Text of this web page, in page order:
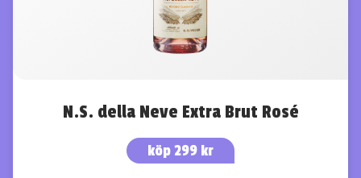
N.S. della Neve Extra Brut Rosé
köp 299 kr